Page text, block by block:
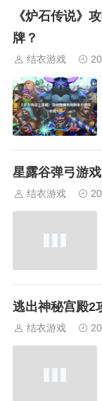
《炉石传说》
牌？
结衣游戏
星露谷弹弓游
结衣游戏
逃出神秘宫殿2
结衣游戏